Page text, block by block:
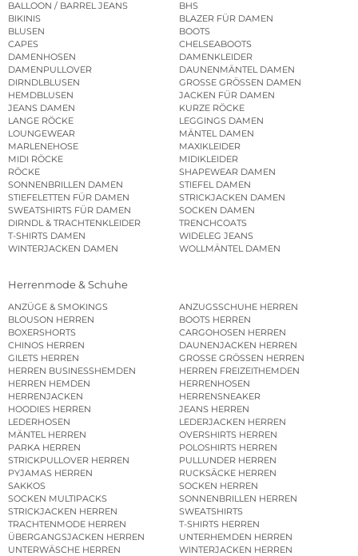
BALLOON / BARREL JEANS
BHS
BIKINIS
BLAZER FÜR DAMEN
BLUSEN
BOOTS
CAPES
CHELSEABOOTS
DAMENHOSEN
DAMENKLEIDER
DAMENPULLOVER
DAUNENMÄNTEL DAMEN
DIRNDLBLUSEN
GROSSE GRÖSSEN DAMEN
HEMDBLUSEN
JACKEN FÜR DAMEN
JEANS DAMEN
KURZE RÖCKE
LANGE RÖCKE
LEGGINGS DAMEN
LOUNGEWEAR
MÄNTEL DAMEN
MARLENEHOSE
MAXIKLEIDER
MIDI RÖCKE
MIDIKLEIDER
RÖCKE
SHAPEWEAR DAMEN
SONNENBRILLEN DAMEN
STIEFEL DAMEN
STIEFELETTEN FÜR DAMEN
STRICKJACKEN DAMEN
SWEATSHIRTS FÜR DAMEN
SOCKEN DAMEN
DIRNDL & TRACHTENKLEIDER
TRENCHCOATS
T-SHIRTS DAMEN
WIDELEG JEANS
WINTERJACKEN DAMEN
WOLLMÄNTEL DAMEN
Herrenmode & Schuhe
ANZÜGE & SMOKINGS
ANZUGSSCHUHE HERREN
BLOUSON HERREN
BOOTS HERREN
BOXERSHORTS
CARGOHOSEN HERREN
CHINOS HERREN
DAUNENJACKEN HERREN
GILETS HERREN
GROSSE GRÖSSEN HERREN
HERREN BUSINESSHEMDEN
HERREN FREIZEITHEMDEN
HERREN HEMDEN
HERRENHOSEN
HERRENJACKEN
HERRENSNEAKER
HOODIES HERREN
JEANS HERREN
LEDERHOSEN
LEDERJACKEN HERREN
MÄNTEL HERREN
OVERSHIRTS HERREN
PARKA HERREN
POLOSHIRTS HERREN
STRICKPULLOVER HERREN
PULLUNDER HERREN
PYJAMAS HERREN
RUCKSÄCKE HERREN
SAKKOS
SOCKEN HERREN
SOCKEN MULTIPACKS
SONNENBRILLEN HERREN
STRICKJACKEN HERREN
SWEATSHIRTS
TRACHTENMODE HERREN
T-SHIRTS HERREN
ÜBERGANGSJACKEN HERREN
UNTERHEMDEN HERREN
UNTERWÄSCHE HERREN
WINTERJACKEN HERREN